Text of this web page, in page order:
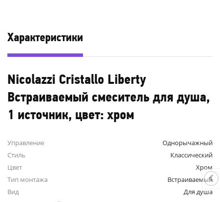
Характеристики
Nicolazzi Cristallo Liberty
Встраиваемый смеситель для душа,
1 источник, цвет: хром
Управление
Однорычажный
Стиль
Классический
Цвет
Хром
Тип монтажа
Встраиваемый
Вид
Для душа